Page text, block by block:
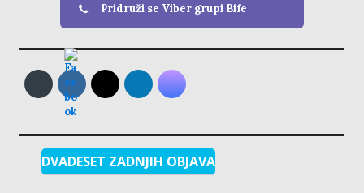
Pridruži se Viber grupi Bife
DVADESET ZADNJIH OBJAVA